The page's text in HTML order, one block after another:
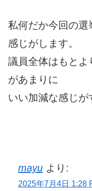
私何だか今回の選
感じがします。
議員全体はもとよ
があまりに
いい加減な感じが
mayu より:
2025年7月4日 1:28